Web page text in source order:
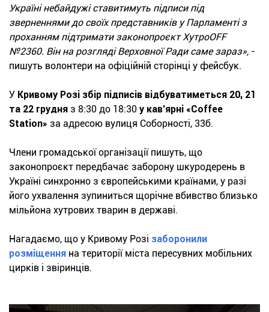
Україні небайдужі ставитимуть підписи під
зверненнями до своїх представників у Парламенті з
проханням підтримати законопроєкт ХутроOFF
№2360. Він на розгляді Верховної Ради саме зараз», -
пишуть волонтери на офіційній сторінці у фейсбук.
У Кривому Розі збір підписів відбуватиметься 20, 21
та 22 грудня з 8:30 до 18:30 у кав’ярні «Coffee
Station» за адресою вулиця Соборності, 33б.
Члени громадської організації пишуть, що
законопроєкт передбачає заборону шкуродерень в
Україні синхронно з європейськими країнами, у разі
його ухвалення зупиниться щорічне вбивство близько
мільйона хутрових тварин в державі.
Нагадаємо, що у Кривому Розі заборонили
розміщення на території міста пересувних мобільних
цирків і звіринців.